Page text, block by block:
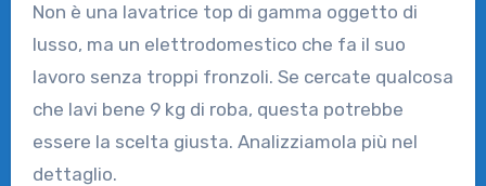
Non è una lavatrice top di gamma oggetto di
lusso, ma un elettrodomestico che fa il suo
lavoro senza troppi fronzoli. Se cercate qualcosa
che lavi bene 9 kg di roba, questa potrebbe
essere la scelta giusta. Analizziamola più nel
dettaglio.